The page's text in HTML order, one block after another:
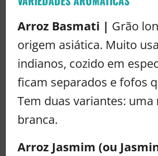
Arroz Basmati | Grão
origem asiática. Muito
indianos, cozido em
ficam separados e fofos
Tem duas variantes:
branca.
Arroz Jasmim (ou